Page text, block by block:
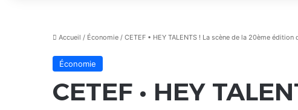
Accueil / Économie / CETEF • HEY TALENTS ! La scène de la 20ème
Économie
CETEF • HEY